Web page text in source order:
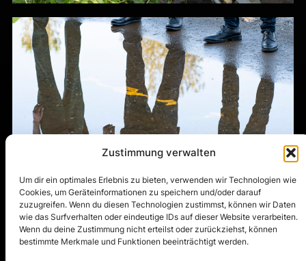
Zustimmung verwalten
Um dir ein optimales Erlebnis zu bieten, verwenden wir Technologien wie
Cookies, um Geräteinformationen zu speichern und/oder darauf
zuzugreifen. Wenn du diesen Technologien zustimmst, können wir Daten
wie das Surfverhalten oder eindeutige IDs auf dieser Website verarbeiten.
Wenn du deine Zustimmung nicht erteilst oder zurückziehst, können
bestimmte Merkmale und Funktionen beeinträchtigt werden.